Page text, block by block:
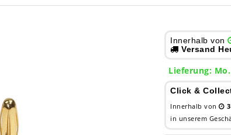
Innerhalb von
Versand
Lieferung:
Click &
Innerhalb von
in unserem